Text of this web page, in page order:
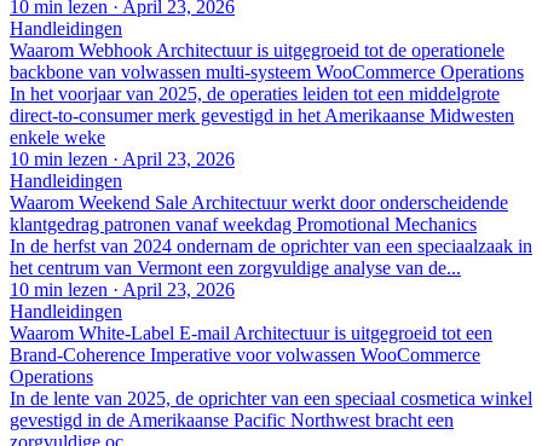
10 min lezen · April 23, 2026
Handleidingen
Waarom Webhook Architectuur is uitgegroeid tot de operationele
backbone van volwassen multi-systeem WooCommerce Operations
In het voorjaar van 2025, de operaties leiden tot een middelgrote
direct-to-consumer merk gevestigd in het Amerikaanse Midwesten
enkele weke
10 min lezen · April 23, 2026
Handleidingen
Waarom Weekend Sale Architectuur werkt door onderscheidende
klantgedrag patronen vanaf weekdag Promotional Mechanics
In de herfst van 2024 ondernam de oprichter van een speciaalzaak in
het centrum van Vermont een zorgvuldige analyse van de...
10 min lezen · April 23, 2026
Handleidingen
Waarom White-Label E-mail Architectuur is uitgegroeid tot een
Brand-Coherence Imperative voor volwassen WooCommerce
Operations
In de lente van 2025, de oprichter van een speciaal cosmetica winkel
gevestigd in de Amerikaanse Pacific Northwest bracht een
zorgvuldige oc